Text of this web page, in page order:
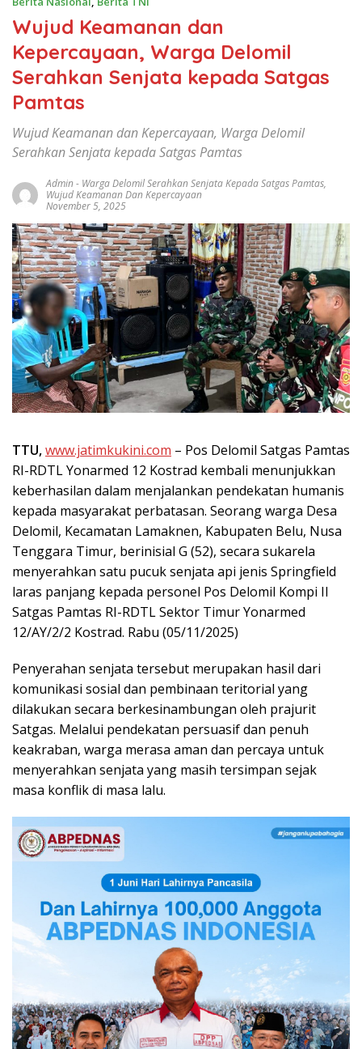
Wujud Keamanan dan
Kepercayaan, Warga Delomil
Serahkan Senjata kepada Satgas
Pamtas
Wujud Keamanan dan Kepercayaan, Warga Delomil
Serahkan Senjata kepada Satgas Pamtas
Admin- Warga Delomil Serahkan Senjata Kepada Satgas Pamtas,
Wujud Keamanan Dan Kepercayaan
November 5, 2025
TTU,www.jatimkukini.com – Pos Delomil Satgas Pamtas
RI-RDTL Yonarmed 12 Kostrad kembali menunjukkan
keberhasilan dalam menjalankan pendekatan humanis
kepada masyarakat perbatasan. Seorang warga Desa
Delomil, Kecamatan Lamaknen, Kabupaten Belu, Nusa
Tenggara Timur, berinisial G (52), secara sukarela
menyerahkan satu pucuk senjata api jenis Springfield
laras panjang kepada personel Pos Delomil Kompi II
Satgas Pamtas RI-RDTL Sektor Timur Yonarmed
12/AY/2/2 Kostrad. Rabu (05/11/2025)
Penyerahan senjata tersebut merupakan hasil dari
komunikasi sosial dan pembinaan teritorial yang
dilakukan secara berkesinambungan oleh prajurit
Satgas. Melalui pendekatan persuasif dan penuh
keakraban, warga merasa aman dan percaya untuk
menyerahkan senjata yang masih tersimpan sejak
masa konflik di masa lalu.